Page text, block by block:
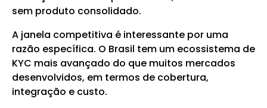
sem produto consolidado.
A janela competitiva é interessante por uma
razão específica. O Brasil tem um ecossistema de
KYC mais avançado do que muitos mercados
desenvolvidos, em termos de cobertura,
integração e custo.